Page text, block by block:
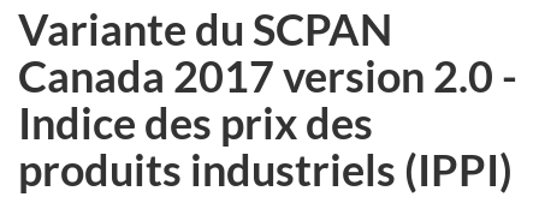
Variante du SCPAN
Canada 2017 version 2.0 -
Indice des prix des
produits industriels (IPPI)